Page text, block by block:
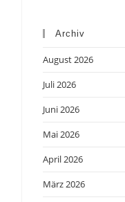
Archiv
August 2026
Juli 2026
Juni 2026
Mai 2026
April 2026
März 2026